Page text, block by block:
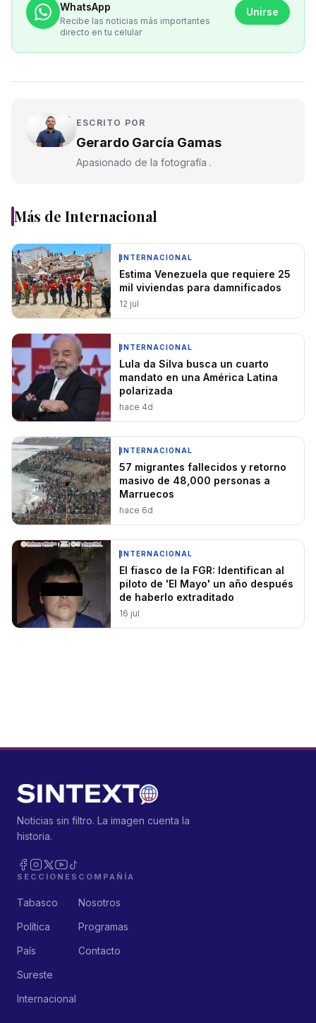
WhatsApp
Recibe las noticias más importantes
directo en tu celular
Unirse
ESCRITO POR
Gerardo García Gamas
Apasionado de la fotografía .
Más de Internacional
INTERNACIONAL
Estima Venezuela que requiere 25
mil viviendas para damnificados
12 jul
INTERNACIONAL
Lula da Silva busca un cuarto
mandato en una América Latina
polarizada
hace 4d
INTERNACIONAL
57 migrantes fallecidos y retorno
masivo de 48,000 personas a
Marruecos
hace 6d
INTERNACIONAL
El fiasco de la FGR: Identifican al
piloto de 'El Mayo' un año después
de haberlo extraditado
16 jul
Noticias sin filtro. La imagen cuenta la
historia.
SECCIONES
Tabasco
Política
País
Sureste
Internacional
COMPAÑÍA
Nosotros
Programas
Contacto